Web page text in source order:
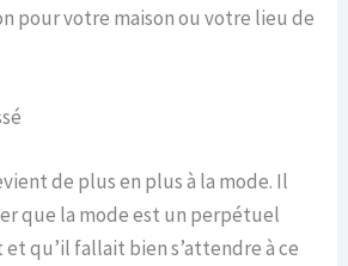
pour votre maison ou votre lieu de
de plus en plus à la mode. Il
que la mode est un perpétuel
qu’il fallait bien s’attendre à ce